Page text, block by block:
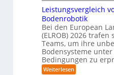
A
u
t
o
m
a
t
i
3
D
-
S
t
e
r
e
a
f
t
-
/
D
r
e
h
Leistungsvergleich
Bodenrobotik
Bei den European
(ELROB) 2026
Teams, um ihre
Bodensysteme
Bedingungen zu
Weiterlesen: